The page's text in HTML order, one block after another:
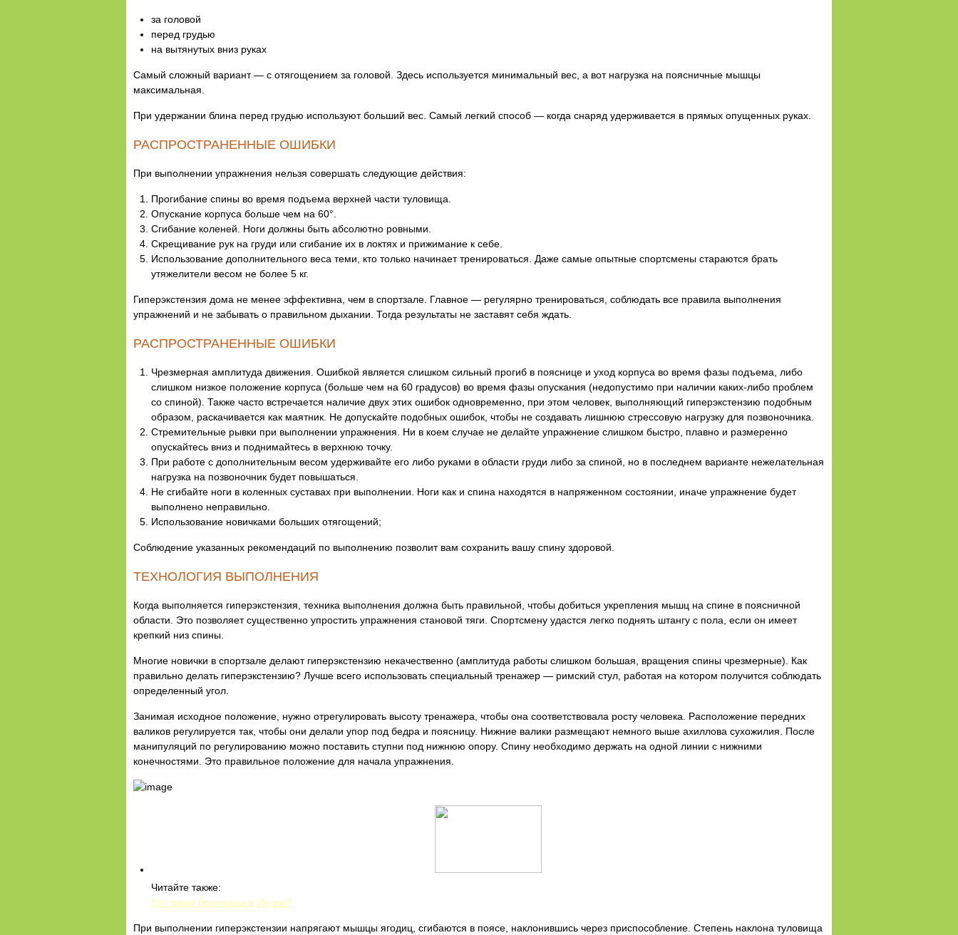
за головой
перед грудью
на вытянутых вниз руках
Самый сложный вариант — с отягощением за головой. Здесь используется минимальный вес, а вот нагрузка на поясничные мышцы
максимальная.
При удержании блина перед грудью используют больший вес. Самый легкий способ — когда снаряд удерживается в прямых опущенных руках.
РАСПРОСТРАНЕННЫЕ ОШИБКИ
При выполнении упражнения нельзя совершать следующие действия:
Прогибание спины во время подъема верхней части туловища.
Опускание корпуса больше чем на 60°.
Сгибание коленей. Ноги должны быть абсолютно ровными.
Скрещивание рук на груди или сгибание их в локтях и прижимание к себе.
Использование дополнительного веса теми, кто только начинает тренироваться. Даже самые опытные спортсмены стараются брать
утяжелители весом не более 5 кг.
Гиперэкстензия дома не менее эффективна, чем в спортзале. Главное — регулярно тренироваться, соблюдать все правила выполнения
упражнений и не забывать о правильном дыхании. Тогда результаты не заставят себя ждать.
РАСПРОСТРАНЕННЫЕ ОШИБКИ
Чрезмерная амплитуда движения. Ошибкой является слишком сильный прогиб в пояснице и уход корпуса во время фазы подъема, либо
слишком низкое положение корпуса (больше чем на 60 градусов) во время фазы опускания (недопустимо при наличии каких-либо проблем
со спиной). Также часто встречается наличие двух этих ошибок одновременно, при этом человек, выполняющий гиперэкстензию подобным
образом, раскачивается как маятник. Не допускайте подобных ошибок, чтобы не создавать лишнюю стрессовую нагрузку для позвоночника.
Стремительные рывки при выполнении упражнения. Ни в коем случае не делайте упражнение слишком быстро, плавно и размеренно
опускайтесь вниз и поднимайтесь в верхнюю точку.
При работе с дополнительным весом удерживайте его либо руками в области груди либо за спиной, но в последнем варианте нежелательная
нагрузка на позвоночник будет повышаться.
Не сгибайте ноги в коленных суставах при выполнении. Ноги как и спина находятся в напряженном состоянии, иначе упражнение будет
выполнено неправильно.
Использование новичками больших отягощений;
Соблюдение указанных рекомендаций по выполнению позволит вам сохранить вашу спину здоровой.
ТЕХНОЛОГИЯ ВЫПОЛНЕНИЯ
Когда выполняется гиперэкстензия, техника выполнения должна быть правильной, чтобы добиться укрепления мышц на спине в поясничной
области. Это позволяет существенно упростить упражнения становой тяги. Спортсмену удастся легко поднять штангу с пола, если он имеет
крепкий низ спины.
Многие новички в спортзале делают гиперэкстензию некачественно (амплитуда работы слишком большая, вращения спины чрезмерные). Как
правильно делать гиперэкстензию? Лучше всего использовать специальный тренажер — римский стул, работая на котором получится соблюдать
определенный угол.
Занимая исходное положение, нужно отрегулировать высоту тренажера, чтобы она соответствовала росту человека. Расположение передних
валиков регулируется так, чтобы они делали упор под бедра и поясницу. Нижние валики размещают немного выше ахиллова сухожилия. После
манипуляций по регулированию можно поставить ступни под нижнюю опору. Спину необходимо держать на одной линии с нижними
конечностями. Это правильное положение для начала упражнения.
Читайте также:
Кто такие брахманы в Индии?
При выполнении гиперэкстензии напрягают мышцы ягодиц, сгибаются в поясе, наклонившись через приспособление. Степень наклона туловища